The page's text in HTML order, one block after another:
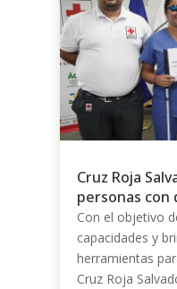
Cruz Roja
personas con
Con el objetivo
capacidades y
herramientas
Cruz Roja